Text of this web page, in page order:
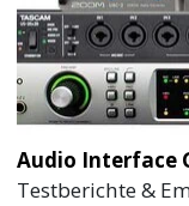
Audio Interface
Testberichte &